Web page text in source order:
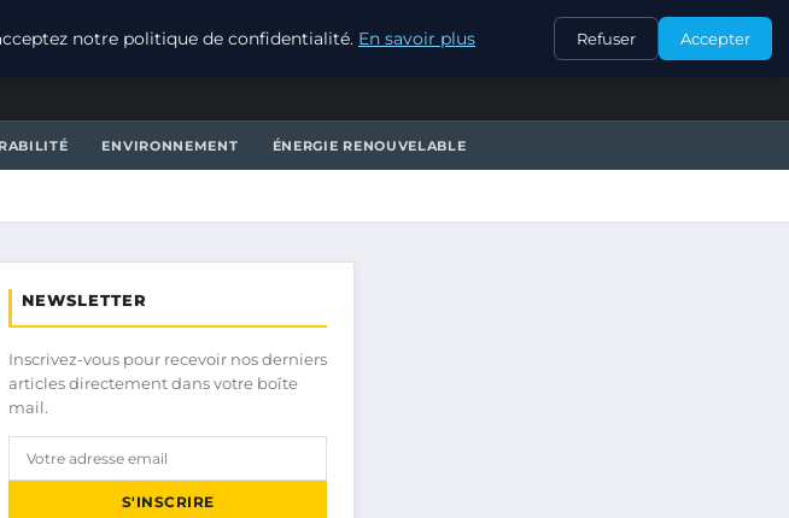
CONTACT
ENVIRONNEMENT ÉNERGIE RENOUVELABLE
NEWSLETTER
Inscrivez-vous pour recevoir nos derniers
articles directement dans votre boîte
mail.
S'INSCRIRE
notre politique de confidentialité. En savoir plus Refuser Accepter